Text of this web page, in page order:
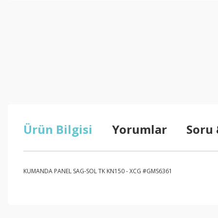
Ürün Bilgisi Yorumlar Soru
KUMANDA PANEL SAG-SOL TK KN150 - XCG #GMS6361